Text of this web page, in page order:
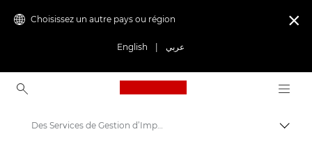
Choisissez un autre pays ou région
English عربي

Canon Logo, back to
Des Services de Gestion d’Impression pour une meilleure gestion de vos parcs d’imprimante